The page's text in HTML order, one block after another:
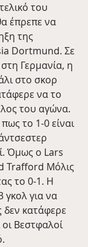
του
έπρεπε να
της
Dortmund. Σε
Γερμανία, η
στο σκορ
να το
του αγώνα.
το 1-0 είναι
Όμως ο Lars
Trafford Μόλις
το 0-1. Η
γκολ για να
δεν κατάφερε
οι Βεστφαλοί